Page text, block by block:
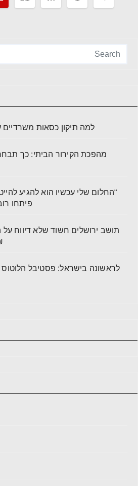
pagination
למה תיקון כסאות משרדיים
מהפכת הקירור הביתי: כך
“החלום שלי עכשיו הוא להגיע
פיתחו
₪
לראשונה בישראל: פסטיבל הלוטוס